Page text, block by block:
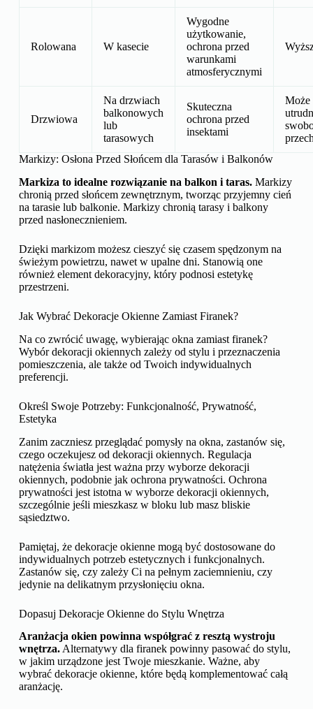
Rolowana W kasecie
Wygodne
użytkowanie,
ochrona przed
warunkami
atmosferycznymi
Drzwiowa
Na drzwiach
balkonowych
lub
tarasowych
Skuteczna
ochrona przed
insektami
Może
Markizy: Osłona Przed Słońcem dla Tarasów i Balkonów
Markiza to idealne rozwiązanie na balkon i taras.Markizy
chronią przed słońcem zewnętrznym, tworząc przyjemny cień
na tarasie lub balkonie. Markizy chronią tarasy i balkony
przed nasłonecznieniem.
Dzięki markizom możesz cieszyć się czasem spędzonym na
świeżym powietrzu, nawet w upalne dni. Stanowią one
również element dekoracyjny, który podnosi estetykę
przestrzeni.
Jak Wybrać Dekoracje Okienne Zamiast Firanek?
Na co zwrócić uwagę, wybierając okna zamiast firanek?
Wybór dekoracji okiennych zależy od stylu i przeznaczenia
pomieszczenia, ale także od Twoich indywidualnych
preferencji.
Określ Swoje Potrzeby: Funkcjonalność, Prywatność,
Estetyka
Zanim zaczniesz przeglądać pomysły na okna, zastanów się,
czego oczekujesz od dekoracji okiennych. Regulacja
natężenia światła jest ważna przy wyborze dekoracji
okiennych, podobnie jak ochrona prywatności. Ochrona
prywatności jest istotna w wyborze dekoracji okiennych,
szczególnie jeśli mieszkasz w bloku lub masz bliskie
sąsiedztwo.
Pamiętaj, że dekoracje okienne mogą być dostosowane do
indywidualnych potrzeb estetycznych i funkcjonalnych.
Zastanów się, czy zależy Ci na pełnym zaciemnieniu, czy
jedynie na delikatnym przysłonięciu okna.
Dopasuj Dekoracje Okienne do Stylu Wnętrza
Aranżacja okien powinna współgrać z resztą wystroju
wnętrza.Alternatywy dla firanek powinny pasować do stylu,
w jakim urządzone jest Twoje mieszkanie. Ważne, aby
wybrać dekoracje okienne, które będą komplementować całą
aranżację.